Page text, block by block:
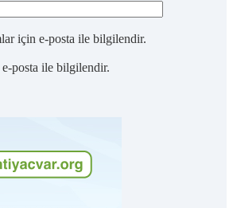
için e-posta ile bilgilendir.
posta ile bilgilendir.